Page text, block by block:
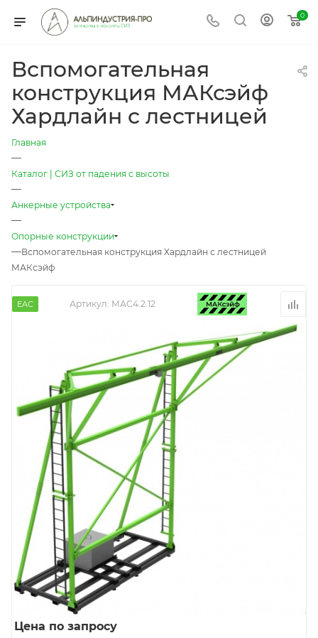
0
Вспомогательная
конструкция МАКсэйф
Хардлайн с лестницей
Главная
—
Каталог | СИЗ от падения с высоты
—
Анкерные устройства
—
Опорные конструкции
—Вспомогательная конструкция Хардлайн с лестницей
МАКсэйф
EAC Артикул: МАС4.2.12
Цена по запросу